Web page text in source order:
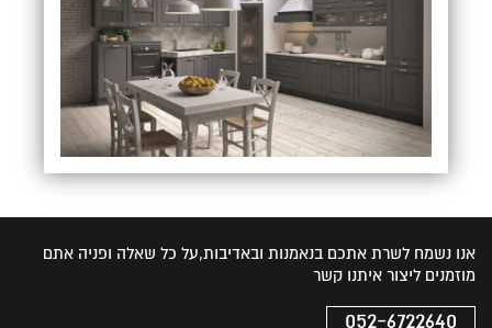
אנו נשמח לשרת אתכם בנאמנות ובאדיבות,על כל שאלה ופניה אתם
מוזמנים ליצור איתנו קשר
052-6722640